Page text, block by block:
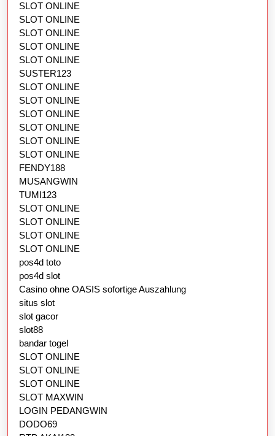
SLOT ONLINE
SLOT ONLINE
SLOT ONLINE
SLOT ONLINE
SLOT ONLINE
SUSTER123
SLOT ONLINE
SLOT ONLINE
SLOT ONLINE
SLOT ONLINE
SLOT ONLINE
SLOT ONLINE
FENDY188
MUSANGWIN
TUMI123
SLOT ONLINE
SLOT ONLINE
SLOT ONLINE
SLOT ONLINE
pos4d toto
pos4d slot
Casino ohne OASIS sofortige Auszahlung
situs slot
slot gacor
slot88
bandar togel
SLOT ONLINE
SLOT ONLINE
SLOT ONLINE
SLOT MAXWIN
LOGIN PEDANGWIN
DODO69